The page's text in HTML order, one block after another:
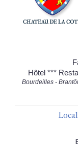
Hôtel ***
Bourdeilles -